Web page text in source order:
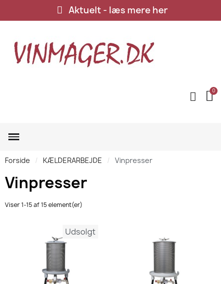
Aktuelt - læs mere her
Forside KÆLDERARBEJDE Vinpresser
Vinpresser
Viser 1-15 af 15 element(er)
Udsolgt